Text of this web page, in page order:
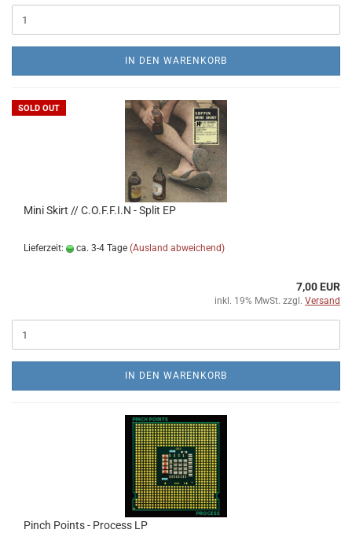
IN DEN WARENKORB
SOLD OUT
Mini Skirt // C​​.​​O​​.​​F​​.​​F​​.​​I​​.​​N - Split EP
Lieferzeit: ca. 3-4 Tage (Ausland abweichend)
7,00 EUR
inkl. 19% MwSt. zzgl. Versand
IN DEN WARENKORB
Pinch Points - Process LP